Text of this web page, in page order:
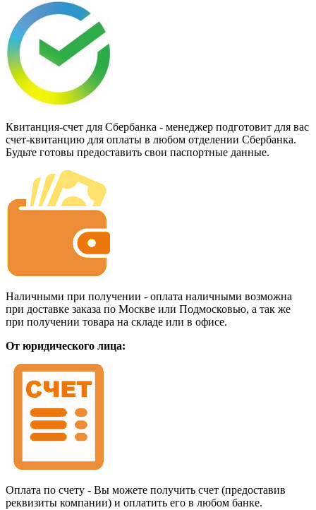
Квитанция-счет для Сбербанка - менеджер подготовит для вас
счет-квитанцию для оплаты в любом отделении Сбербанка.
Будьте готовы предоставить свои паспортные данные.
Наличными при получении - оплата наличными возможна
при доставке заказа по Москве или Подмосковью, а так же
при получении товара на складе или в офисе.
От юридического лица:
Оплата по счету - Вы можете получить счет (предоставив
реквизиты компании) и оплатить его в любом банке.